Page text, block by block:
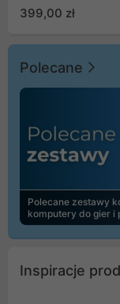
399,00 zł
Polecane
Polecane zestawy
komputery do gier i
Inspiracje